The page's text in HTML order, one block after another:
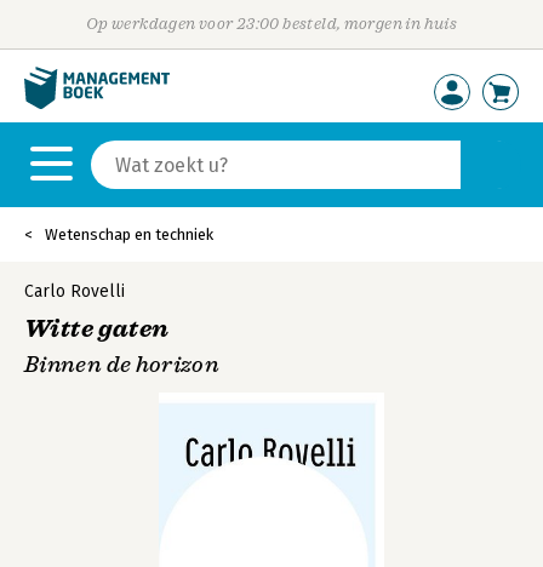
Op werkdagen voor 23:00 besteld, morgen in huis
Wetenschap en techniek
Carlo Rovelli
Witte gaten
Binnen de horizon